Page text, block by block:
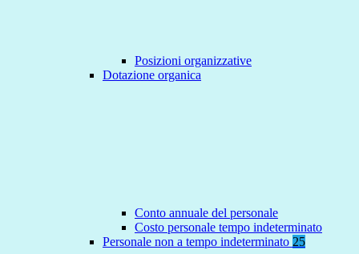
Posizioni organizzative
Dotazione organica
Conto annuale del personale
Costo personale tempo indeterminato
Personale non a tempo indeterminato 25